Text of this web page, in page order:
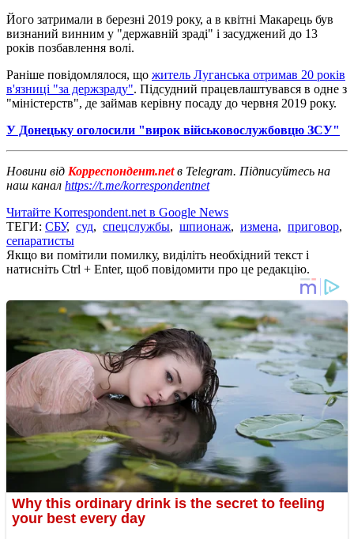
Його затримали в березні 2019 року, а в квітні Макарець був
визнаний винним у "державній зраді" і засуджений до 13
років позбавлення волі.
Раніше повідомлялося, що житель Луганська отримав 20 років
в'язниці "за держзраду". Підсудний працевлаштувався в одне з
"міністерств", де займав керівну посаду до червня 2019 року.
У Донецьку оголосили "вирок військовослужбовцю ЗСУ"
Новини від Корреспондент.netв Telegram. Підписуйтесь на
наш канал https://t.me/korrespondentnet
Читайте Korrespondent.net в Google News
ТЕГИ: СБУ, суд, спецслужбы, шпионаж, измена, приговор,
сепаратисты
Якщо ви помітили помилку, виділіть необхідний текст і
натисніть Ctrl + Enter, щоб повідомити про це редакцію.